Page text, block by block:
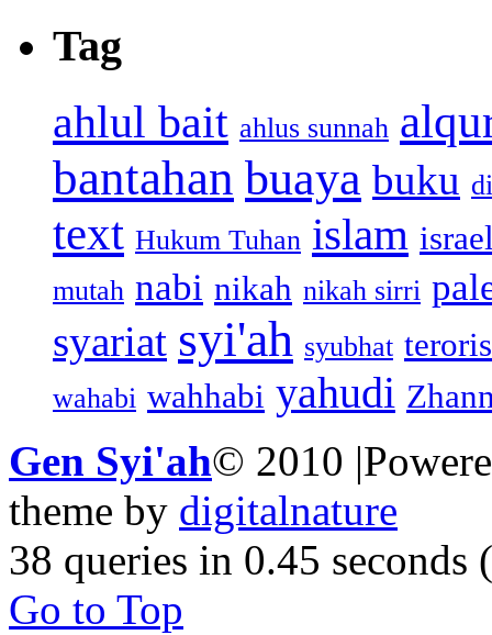
Tag
ahlul bait ahlus sunnah
bantahan buaya buku
text Hukum Tuhan islam
mutah nabi nikah nikah sirri
syariat syi'ah syubhat teroris
wahabi wahhabi yahudi
Gen Syi'ah© 2010
theme by digitalnature
38 queries in 0.45 seconds
Go to Top